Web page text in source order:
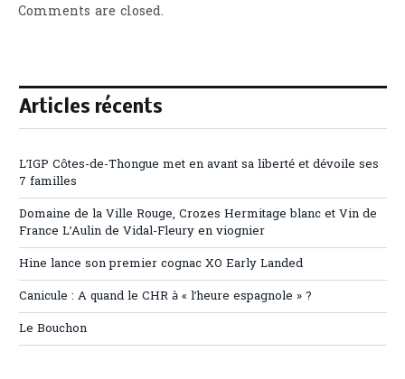
Comments are closed.
Articles récents
L’IGP Côtes-de-Thongue met en avant sa liberté et dévoile ses
7 familles
Domaine de la Ville Rouge, Crozes Hermitage blanc et Vin de
France L’Aulin de Vidal-Fleury en viognier
Hine lance son premier cognac XO Early Landed
Canicule : A quand le CHR à « l’heure espagnole » ?
Le Bouchon